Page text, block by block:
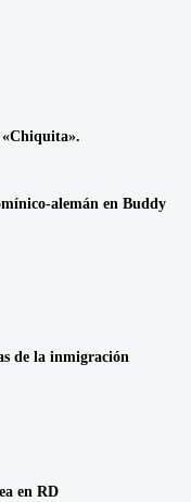
«Chiquita».
alemán en Buddy
de la inmigración
en RD